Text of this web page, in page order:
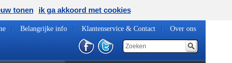
Belangrijke info Klantenservice & Contact Over ons
tonen ik ga akkoord met cookies